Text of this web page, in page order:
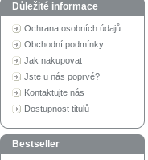
Důležité informace
Ochrana osobních údajů
Obchodní podmínky
Jak nakupovat
Jste u nás poprvé?
Kontaktujte nás
Dostupnost titulů
Bestseller